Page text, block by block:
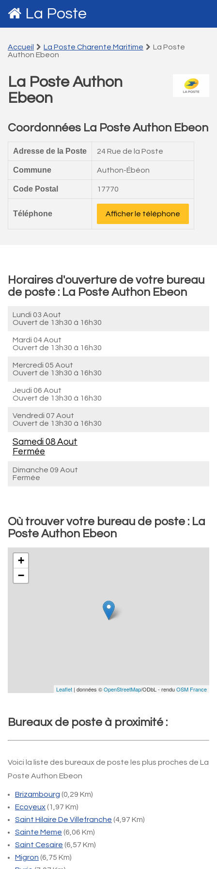
La Poste
Accueil La Poste Charente Maritime
La Poste
Authon Ebeon
La Poste Authon
Ebeon
Coordonnées La Poste Authon Ebeon
Adresse de la Poste 24 Rue de la Poste
Commune Authon-Ébéon
Code Postal 17770
Téléphone Afficher le téléphone
Horaires d'ouverture de votre bureau
de poste : La Poste Authon Ebeon
Lundi 03 Aout
Ouvert de 13h30 à 16h30
Mardi 04 Aout
Ouvert de 13h30 à 16h30
Mercredi 05 Aout
Ouvert de 13h30 à 16h30
Jeudi 06 Aout
Ouvert de 13h30 à 16h30
Vendredi 07 Aout
Ouvert de 13h30 à 16h30
Samedi 08 Aout
Fermée
Dimanche 09 Aout
Fermée
Où trouver votre bureau de poste : La
Poste Authon Ebeon
+
−
Leaflet | données ©OpenStreetMap/ODbL - renduOSM France
Bureaux de poste à proximité :
Voici la liste des bureaux de poste les plus proches de La
Poste Authon Ebeon
Brizambourg (0,29 Km)
Ecoyeux(1,97 Km)
Saint Hilaire De Villefranche (4,97 Km)
Sainte Meme (6,06 Km)
Saint Cesaire (6,57 Km)
Migron (6,75 Km)